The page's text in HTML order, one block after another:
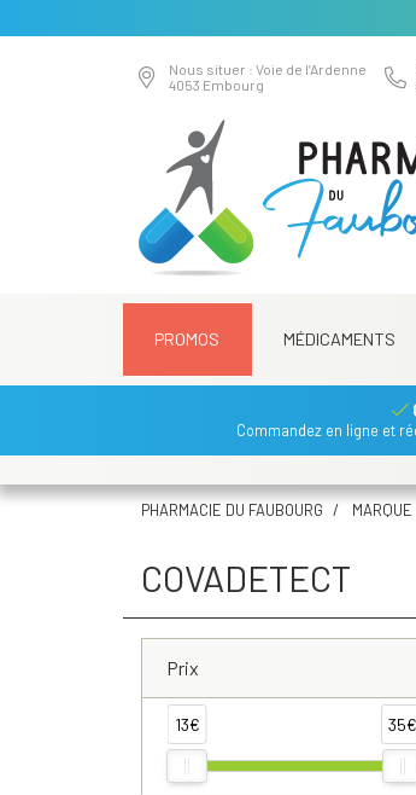
Nous situer : Voie de l’Ardenne
4053 Embourg
PROMOS MÉDICAMENTS
Commandez en ligne et
PHARMACIE DU FAUBOURG MARQUE
COVADETECT
Prix
13€ 35€